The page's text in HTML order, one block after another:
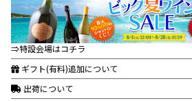
⇒特設会場はコチラ
ギフト(有料)追加について
出荷について